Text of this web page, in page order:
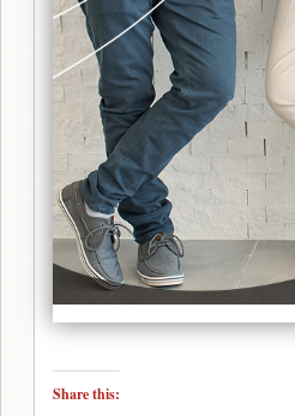
Share this: